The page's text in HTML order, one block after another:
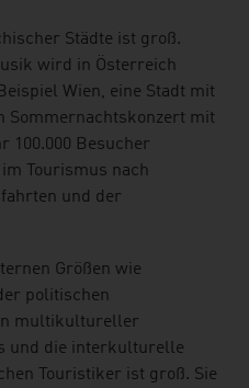
Städte ist groß.
wird in Österreich
Wien, eine Stadt mit
Sommernachtskonzert mit
100.000 Besucher
Tourismus nach
und der
Größen wie
politischen
multikultureller
und die interkulturelle
Touristiker ist groß. Sie